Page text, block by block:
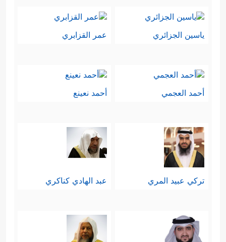
ياسين الجزائري عمر القزابري
أحمد العجمي أحمد نعينع
تركي عبيد المري عبد الهادي كناكري